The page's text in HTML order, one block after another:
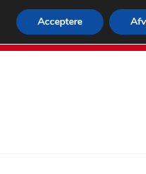
FEDEX
80 82 72 02
Acceptere